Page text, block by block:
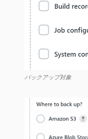
バックアップ対象